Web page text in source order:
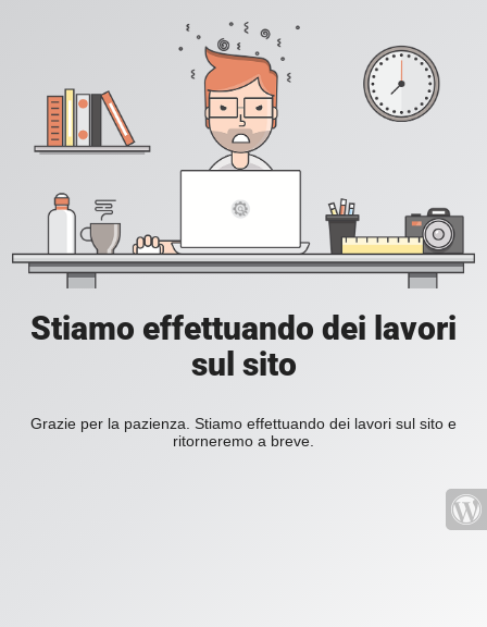
Stiamo effettuando dei lavori
sul sito
Grazie per la pazienza. Stiamo effettuando dei lavori sul sito e
ritorneremo a breve.